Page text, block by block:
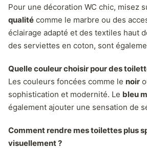
Pour une décoration WC chic, misez
qualité comme le marbre ou des
éclairage adapté et des textiles haut
des serviettes en coton, sont
Quelle couleur choisir pour des
Les couleurs foncées comme le noir
sophistication et modernité. Le bleu
également ajouter une sensation de
Comment rendre mes toilettes plus
visuellement ?